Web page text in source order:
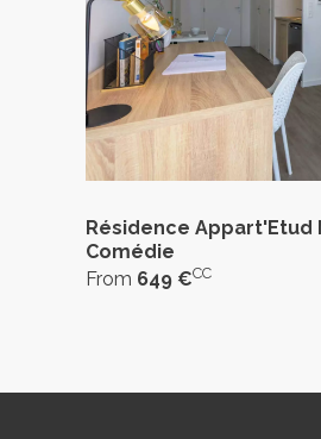
Résidence Appart'Etud
Comédie
From 649 €CC